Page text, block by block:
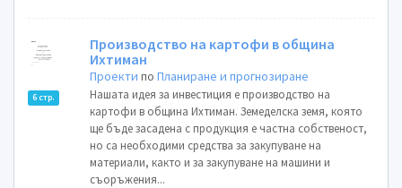
6 стр.
Производство на картофи в община
Ихтиман
Проекти поПланиране и прогнозиране
Нашата идея за инвестиция е производство на
картофи в община Ихтиман. Земеделска земя, която
ще бъде засадена с продукция е частна собственост,
но са необходими средства за закупуване на
материали, както и за закупуване на машини и
съоръжения...